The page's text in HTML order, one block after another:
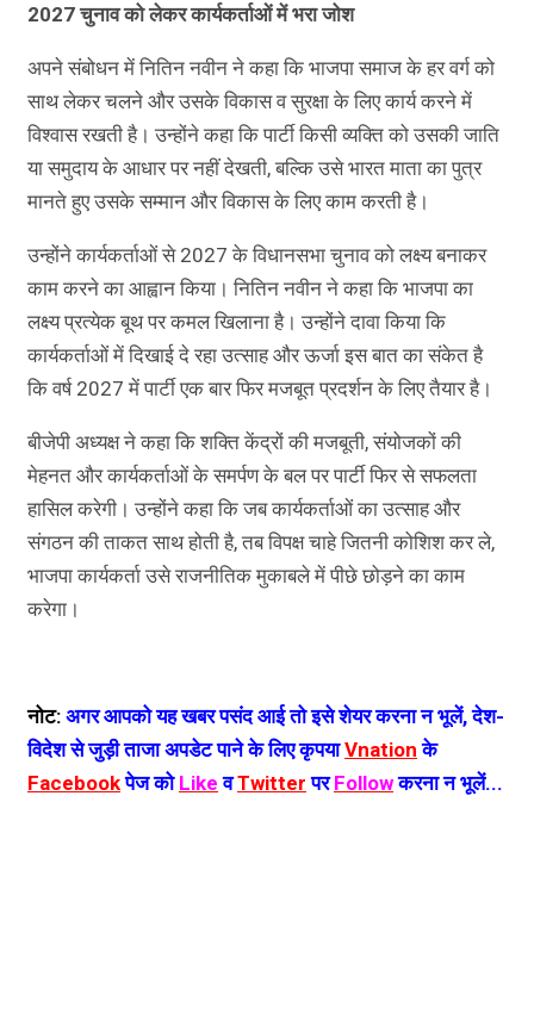
2027 चुनाव को लेकर कार्यकर्ताओं में भरा जोश
अपने संबोधन में नितिन नवीन ने कहा कि भाजपा समाज के हर वर्ग को
साथ लेकर चलने और उसके विकास व सुरक्षा के लिए कार्य करने में
विश्वास रखती है। उन्होंने कहा कि पार्टी किसी व्यक्ति को उसकी जाति
या समुदाय के आधार पर नहीं देखती, बल्कि उसे भारत माता का पुत्र
मानते हुए उसके सम्मान और विकास के लिए काम करती है।
उन्होंने कार्यकर्ताओं से 2027 के विधानसभा चुनाव को लक्ष्य बनाकर
काम करने का आह्वान किया। नितिन नवीन ने कहा कि भाजपा का
लक्ष्य प्रत्येक बूथ पर कमल खिलाना है। उन्होंने दावा किया कि
कार्यकर्ताओं में दिखाई दे रहा उत्साह और ऊर्जा इस बात का संकेत है
कि वर्ष 2027 में पार्टी एक बार फिर मजबूत प्रदर्शन के लिए तैयार है।
बीजेपी अध्यक्ष ने कहा कि शक्ति केंद्रों की मजबूती, संयोजकों की
मेहनत और कार्यकर्ताओं के समर्पण के बल पर पार्टी फिर से सफलता
हासिल करेगी। उन्होंने कहा कि जब कार्यकर्ताओं का उत्साह और
संगठन की ताकत साथ होती है, तब विपक्ष चाहे जितनी कोशिश कर ले,
भाजपा कार्यकर्ता उसे राजनीतिक मुकाबले में पीछे छोड़ने का काम
करेगा।
नोट: अगर आपको यह खबर पसंद आई तो इसे शेयर करना न भूलें, देश-
विदेश से जुड़ी ताजा अपडेट पाने के लिए कृपयाVnation के
Facebookपेज को Like वTwitter परFollowकरना न भूलें...